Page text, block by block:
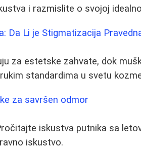
i razmislite o svojoj
Da Li je Stigmatizacija
za estetske zahvate, dok
standardima u svetu
za savršen odmor
iskustva putnika sa
iskustvo.